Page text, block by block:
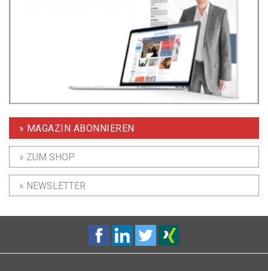
» MAGAZIN ABONNIEREN
» ZUM SHOP
» NEWSLETTER